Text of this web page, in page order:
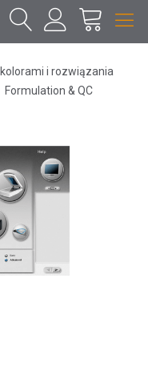
i rozwiązania
Formulation & QC